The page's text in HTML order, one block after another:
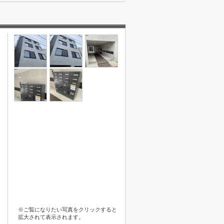
※ご覧になりたい写真をクリックすると
拡大されて表示されます。